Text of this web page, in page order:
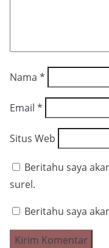
Nama *
Email *
Situs Web
Beritahu saya
surel.
Beritahu saya